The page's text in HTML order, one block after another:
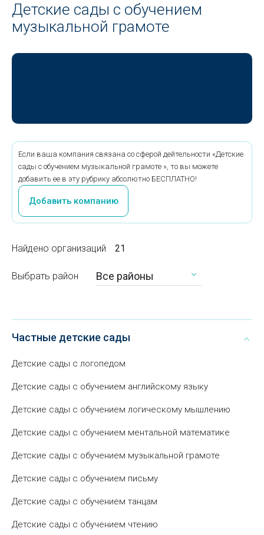
Детские сады с обучением
музыкальной грамоте
Если ваша компания связана со сферой дейтельности «Детские
сады с обучением музыкальной грамоте », то вы можете
добавить ее в эту рубрику абсолютно БЕСПЛАТНО!
Добавить компанию
Найдено организаций 21
Выбрать район Все районы
Частные детские сады
Детские сады с логопедом
Детские сады с обучением английскому языку
Детские сады с обучением логическому мышлению
Детские сады с обучением ментальной математике
Детские сады с обучением музыкальной грамоте
Детские сады с обучением письму
Детские сады с обучением танцам
Детские сады с обучением чтению